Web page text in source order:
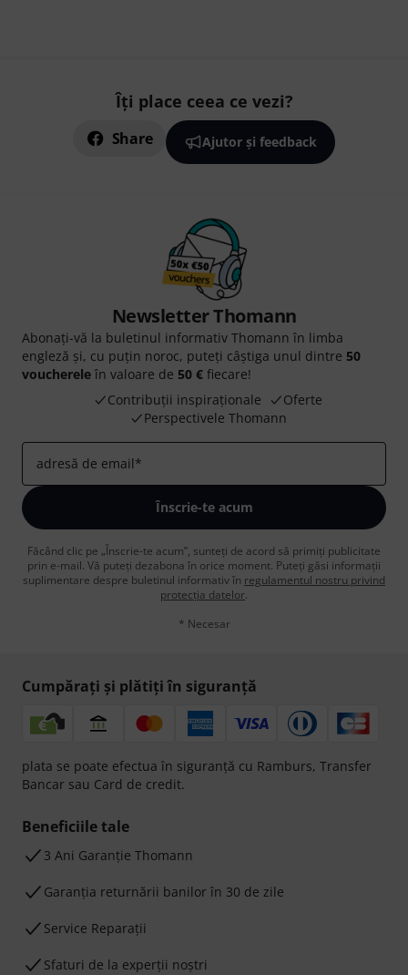
Îți place ceea ce vezi?
Share Ajutor și feedback
Newsletter Thomann
Abonați-vă la buletinul informativ Thomann în limba
engleză și, cu puțin noroc, puteți câștiga unul dintre 50
voucherele în valoare de 50 € fiecare!
Contribuții inspiraționale
Oferte
Perspectivele Thomann
adresă de email*
Înscrie-te acum
Făcând clic pe „Înscrie-te acum”, sunteți de acord să primiți publicitate
prin e-mail. Vă puteți dezabona în orice moment. Puteți găsi informații
suplimentare despre buletinul informativ în regulamentul nostru privind
protecția datelor.
* Necesar
Cumpărați și plătiți în siguranță
plata se poate efectua în siguranță cu Ramburs, Transfer
Bancar sau Card de credit.
Beneficiile tale
3 Ani Garanție Thomann
Garanţia returnării banilor în 30 de zile
Service Reparații
Sfaturi de la experții noștri